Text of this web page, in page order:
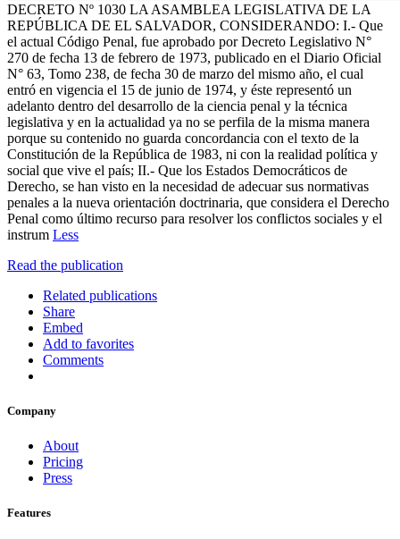
DECRETO Nº 1030 LA ASAMBLEA LEGISLATIVA DE LA
REPÚBLICA DE EL SALVADOR, CONSIDERANDO: I.- Que
el actual Código Penal, fue aprobado por Decreto Legislativo N°
270 de fecha 13 de febrero de 1973, publicado en el Diario Oficial
N° 63, Tomo 238, de fecha 30 de marzo del mismo año, el cual
entró en vigencia el 15 de junio de 1974, y éste representó un
adelanto dentro del desarrollo de la ciencia penal y la técnica
legislativa y en la actualidad ya no se perfila de la misma manera
porque su contenido no guarda concordancia con el texto de la
Constitución de la República de 1983, ni con la realidad política y
social que vive el país; II.- Que los Estados Democráticos de
Derecho, se han visto en la necesidad de adecuar sus normativas
penales a la nueva orientación doctrinaria, que considera el Derecho
Penal como último recurso para resolver los conflictos sociales y el
instrum Less
Read the publication
Related publications
Share
Embed
Add to favorites
Comments
Company
About
Pricing
Press
Features